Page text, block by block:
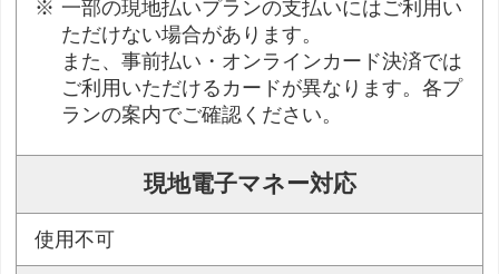
一部の現地払いプランの支払いにはご利用い
ただけない場合があります。
また、事前払い・オンラインカード決済では
ご利用いただけるカードが異なります。各プ
ランの案内でご確認ください。
現地電子マネー対応
使用不可